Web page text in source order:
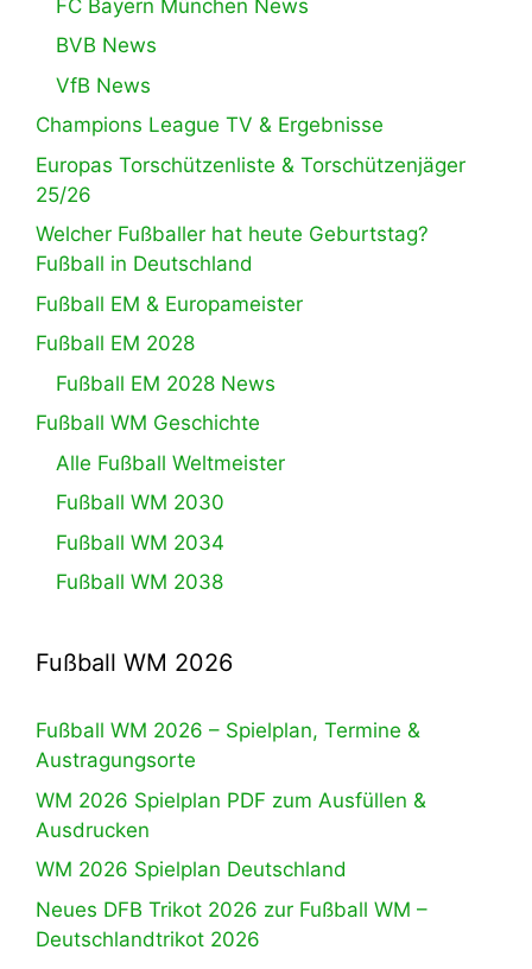
FC Bayern München News
BVB News
VfB News
Champions League TV & Ergebnisse
Europas Torschützenliste & Torschützenjäger
25/26
Welcher Fußballer hat heute Geburtstag?
Fußball in Deutschland
Fußball EM & Europameister
Fußball EM 2028
Fußball EM 2028 News
Fußball WM Geschichte
Alle Fußball Weltmeister
Fußball WM 2030
Fußball WM 2034
Fußball WM 2038
Fußball WM 2026
Fußball WM 2026 – Spielplan, Termine &
Austragungsorte
WM 2026 Spielplan PDF zum Ausfüllen &
Ausdrucken
WM 2026 Spielplan Deutschland
Neues DFB Trikot 2026 zur Fußball WM –
Deutschlandtrikot 2026